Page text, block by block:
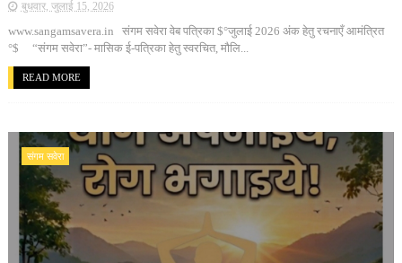
बुधवार, जुलाई 15, 2026
www.sangamsavera.in संगम सवेरा वेब पत्रिका $°जुलाई 2026 अंक हेतु रचनाएँ आमंत्रित
°$ “संगम सवेरा”- मासिक ई-पत्रिका हेतु स्वरचित, मौलि...
READ MORE
संगम सवेरा